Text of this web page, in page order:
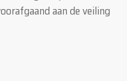
aan de veiling